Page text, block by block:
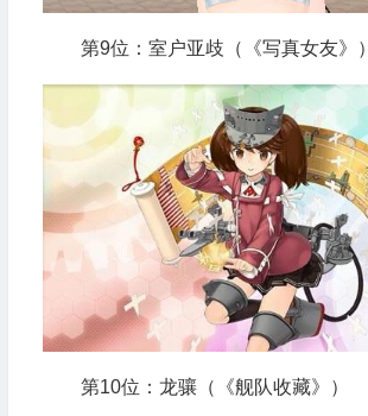
第9位：室户亚歧（《写真女友》）
第10位：龙骧（《舰队收藏》）